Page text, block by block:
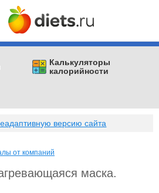
Калькуляторы
калорийности
версию сайта
от компаний
маска.